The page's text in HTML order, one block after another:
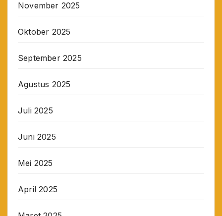
November 2025
Oktober 2025
September 2025
Agustus 2025
Juli 2025
Juni 2025
Mei 2025
April 2025